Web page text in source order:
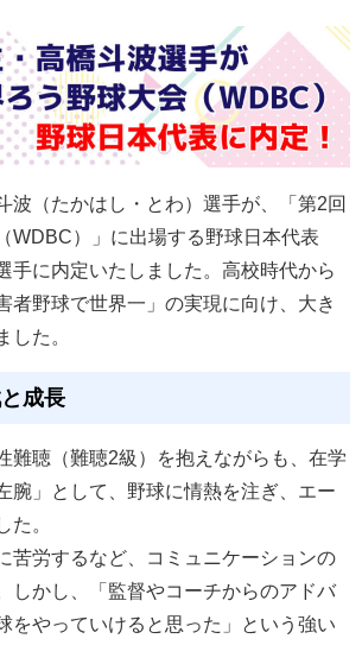
波（たかはし・とわ）選手が、「第2回
WDBC）」に出場する野球日本代表
手に内定いたしました。高校時代から
者野球で世界一」の実現に向け、大き
した。
成長
難聴（難聴2級）を抱えながらも、在学
腕」として、野球に情熱を注ぎ、エー
た。
苦労するなど、コミュニケーションの
しかし、「監督やコーチからのアドバ
をやっていけると思った」という強い